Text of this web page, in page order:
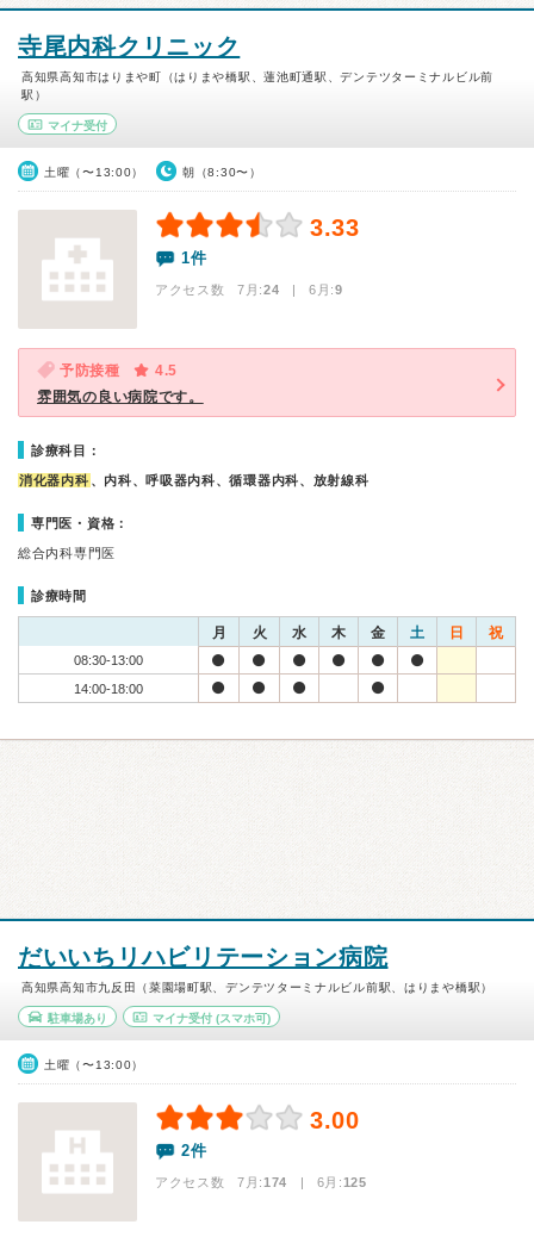
寺尾内科クリニック
高知県高知市はりまや町（はりまや橋駅、蓮池町通駅、デンテツターミナルビル前
駅）
マイナ受付
土曜（〜13:00） 朝（8:30〜）
3.33
1件
アクセス数 7月:24 | 6月:9
予防接種
4.5
雰囲気の良い病院です。
診療科目：
消化器内科 、内科、呼吸器内科、循環器内科、放射線科
専門医・資格：
総合内科専門医
診療時間
月 火 水 木 金 土 日 祝
08:30-13:00
14:00-18:00
だいいちリハビリテーション病院
高知県高知市九反田（菜園場町駅、デンテツターミナルビル前駅、はりまや橋駅）
駐車場あり マイナ受付(スマホ可)
土曜（〜13:00）
3.00
2件
アクセス数 7月:174 | 6月:125